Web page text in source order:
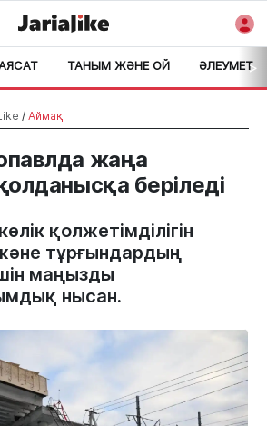
ТАНЫМ ЖӘНЕ ОЙ ӘЛЕУМЕТ>
/ Аймақ
жаңа
беріледі
қолжетімділігін
тұрғындардың
маңызды
нысан.